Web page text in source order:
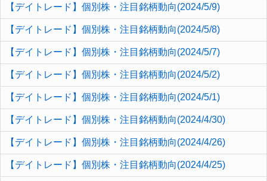
【デイトレード】個別株・注目銘柄動向(2024/5/9)
【デイトレード】個別株・注目銘柄動向(2024/5/8)
【デイトレード】個別株・注目銘柄動向(2024/5/7)
【デイトレード】個別株・注目銘柄動向(2024/5/2)
【デイトレード】個別株・注目銘柄動向(2024/5/1)
【デイトレード】個別株・注目銘柄動向(2024/4/30)
【デイトレード】個別株・注目銘柄動向(2024/4/26)
【デイトレード】個別株・注目銘柄動向(2024/4/25)